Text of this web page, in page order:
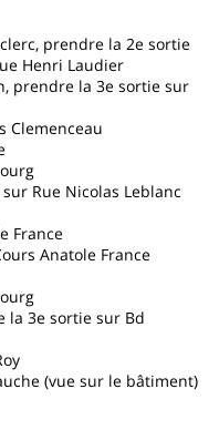
prendre la 2e sortie
Henri Laudier
prendre la 3e sortie sur
Clemenceau
Rue Nicolas Leblanc
France
Anatole France
la 3e sortie sur Bd
(vue sur le bâtiment)